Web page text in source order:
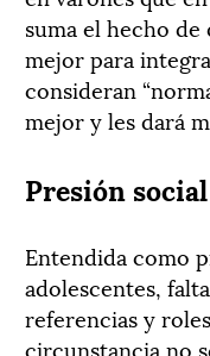
suma el hecho de
mejor para
consideran
mejor y les dará
Presión social
Entendida como
adolescentes,
referencias y
circunstancia no